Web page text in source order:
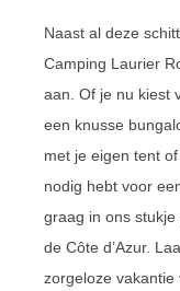
Naast al deze
Camping Laurier
aan. Of je nu kiest
een knusse
met je eigen tent
nodig hebt voor
graag in ons
de Côte d’Azur.
zorgeloze vakantie